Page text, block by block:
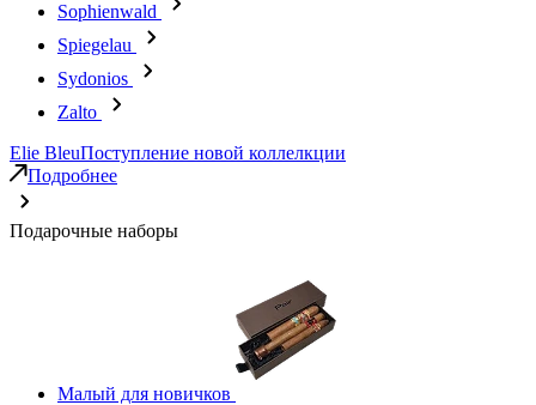
Sophienwald
Spiegelau
Sydonios
Zalto
Elie BleuПоступление новой коллелкции
Подробнее
Подарочные наборы
Малый для новичков